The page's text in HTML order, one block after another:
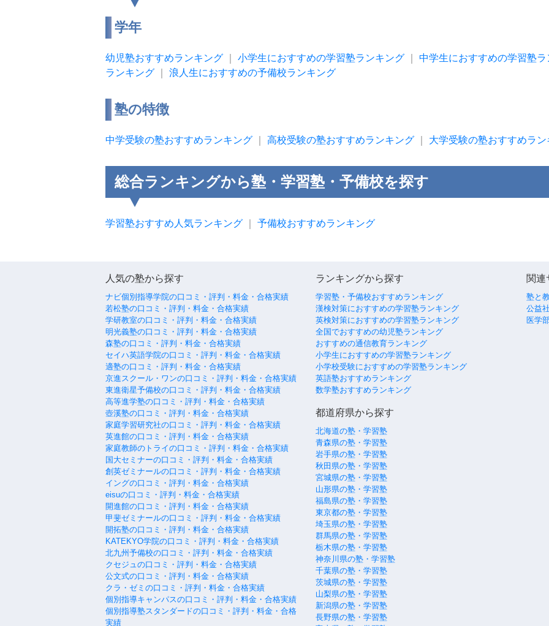
学年
幼児塾おすすめランキング 小学生におすすめの学習塾ランキング
中学生におすすめの学習塾ラ
ランキング
浪人生におすすめの予備校ランキング
塾の特徴
中学受験の塾おすすめランキング 高校受験の塾おすすめランキング 大学受験の塾おすすめラン
総合ランキングから塾・学習塾・予備校を探す
学習塾おすすめ人気ランキング 予備校おすすめランキング
人気の塾から探す
ナビ個別指導学院の口コミ・評判・料金・合格実績
若松塾の口コミ・評判・料金・合格実績
学研教室の口コミ・評判・料金・合格実績
明光義塾の口コミ・評判・料金・合格実績
森塾の口コミ・評判・料金・合格実績
セイハ英語学院の口コミ・評判・料金・合格実績
適塾の口コミ・評判・料金・合格実績
京進スクール・ワンの口コミ・評判・料金・合格実績
東進衛星予備校の口コミ・評判・料金・合格実績
高等進学塾の口コミ・評判・料金・合格実績
壺溪塾の口コミ・評判・料金・合格実績
家庭学習研究社の口コミ・評判・料金・合格実績
英進館の口コミ・評判・料金・合格実績
家庭教師のトライの口コミ・評判・料金・合格実績
国大セミナーの口コミ・評判・料金・合格実績
創英ゼミナールの口コミ・評判・料金・合格実績
イングの口コミ・評判・料金・合格実績
eisuの口コミ・評判・料金・合格実績
開進館の口コミ・評判・料金・合格実績
甲斐ゼミナールの口コミ・評判・料金・合格実績
開拓塾の口コミ・評判・料金・合格実績
KATEKYO学院の口コミ・評判・料金・合格実績
北九州予備校の口コミ・評判・料金・合格実績
クセジュの口コミ・評判・料金・合格実績
公文式の口コミ・評判・料金・合格実績
クラ・ゼミの口コミ・評判・料金・合格実績
個別指導キャンパスの口コミ・評判・料金・合格実績
個別指導塾スタンダードの口コミ・評判・料金・合格
実績
ランキングから探す
学習塾・予備校おすすめランキング
漢検対策におすすめの学習塾ランキング
英検対策におすすめの学習塾ランキング
全国でおすすめの幼児塾ランキング
おすすめの通信教育ランキング
小学生におすすめの学習塾ランキング
小学校受験におすすめの学習塾ランキング
英語塾おすすめランキング
数学塾おすすめランキング
都道府県から探す
北海道の塾・学習塾
青森県の塾・学習塾
岩手県の塾・学習塾
秋田県の塾・学習塾
宮城県の塾・学習塾
山形県の塾・学習塾
福島県の塾・学習塾
東京都の塾・学習塾
埼玉県の塾・学習塾
群馬県の塾・学習塾
栃木県の塾・学習塾
神奈川県の塾・学習塾
千葉県の塾・学習塾
茨城県の塾・学習塾
山梨県の塾・学習塾
新潟県の塾・学習塾
長野県の塾・学習塾
関連
塾と
公益
医学